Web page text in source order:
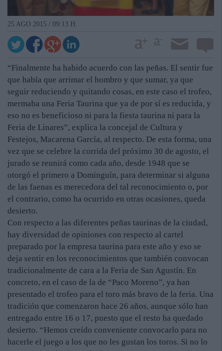
25 AGO 2015 / 09:13 H.
“Finalmente ha habido acuerdo con las peñas. El sentir fue
que había que arrimar el hombro y que sumar, ya que
seguir reduciendo y quitando cosas, en este caso el trofeo,
mermaba una Feria Taurina que ya de por sí es reducida, y
eso no es beneficioso ni para la fiesta taurina ni para la
Feria de Linares”, explica la concejal de Cultura y
Festejos, Macarena García, al respecto. De esta forma, una
vez que se celebre la corrida del próximo 30 de agosto, el
jurado se reunirá como cada año, desde 1948 que se
otorgó el primero a Dominguín, para determinar si alguna
de las faenas es merecedora del tal reconocimiento o, por
el contrario, como ha ocurrido en otras ocasiones, queda
desierto.
Con respecto a las diferentes peñas taurinas de la ciudad,
hay diversidad de opiniones con respecto al cartel
preparado por la empresa taurina para este año y eso se
deja sentir en los reconocimientos que también convocan
tradicionalmente de cara a la Feria de San Agustín. En
concreto, en el caso de la de “Paco Moreno”, ya han
presentado el trofeo para el toro más bravo de la feria. Una
tradición que comenzaron hace 26 años, aunque sólo han
entregado entre 16 o 17, puesto que el resto ha quedado
desierto. “Hemos creído conveniente convocarlo para no
hacerle el juego a los que no les gustan los toros. Si no lo